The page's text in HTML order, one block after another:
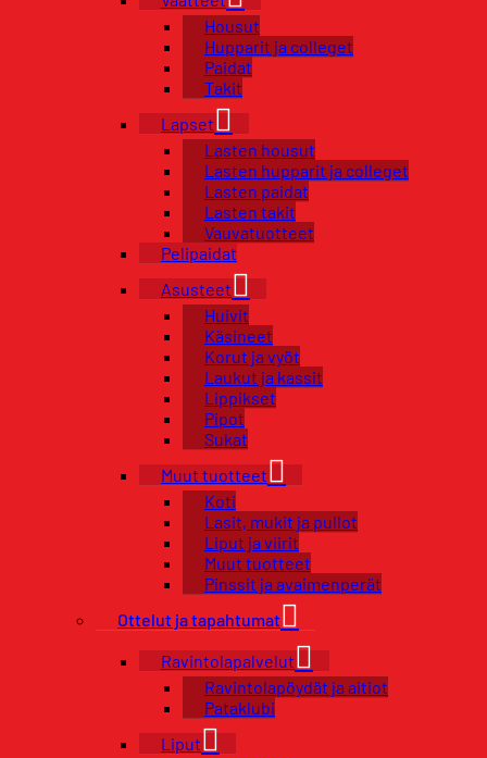
Housut
Hupparit ja colleget
Paidat
Takit
Lapset
Lasten housut
Lasten hupparit ja colleget
Lasten paidat
Lasten takit
Vauvatuotteet
Pelipaidat
Asusteet
Huivit
Käsineet
Korut ja vyöt
Laukut ja kassit
Lippikset
Pipot
Sukat
Muut tuotteet
Koti
Lasit, mukit ja pullot
Liput ja viirit
Muut tuotteet
Pinssit ja avaimenperät
Ottelut ja tapahtumat
Ravintolapalvelut
Ravintolapöydät ja aitiot
Pataklubi
Liput